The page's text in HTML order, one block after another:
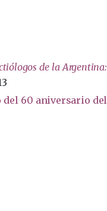
de la Argentina:
del 60 aniversario del